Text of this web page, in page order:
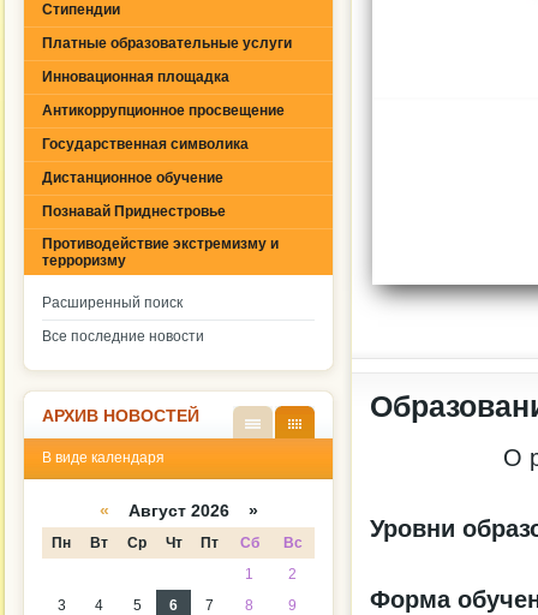
О
Уровни
Форма
Стипендии
Платные образовательные услуги
Инновационная площадка
Антикоррупционное просвещение
Государственная символика
Дистанционное обучение
Познавай Приднестровье
Противодействие экстремизму и
терроризму
Расширенный поиск
Все последние новости
АРХИВ НОВОСТЕЙ
кален
списк
В виде календаря
« Август 2026 »
Пн Вт Ср Чт Пт Сб
Вс
1
2
3
4 5 6 7 8
9